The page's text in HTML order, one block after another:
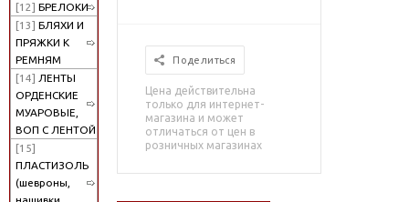
[12] БРЕЛОКИ
[13] БЛЯХИ И
ПРЯЖКИ К
РЕМНЯМ
[14] ЛЕНТЫ
ОРДЕНСКИЕ
МУАРОВЫЕ,
ВОП С ЛЕНТОЙ
[15]
ПЛАСТИЗОЛЬ
(шевроны,
Поделиться
Цена действительна
только для интернет-
магазина и может
отличаться от цен в
розничных магазинах